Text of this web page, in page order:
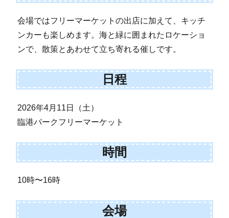
会場ではフリーマーケットの出店に加えて、キッチ
ンカーも楽しめます。海と緑に囲まれたロケーショ
ンで、散策とあわせて立ち寄れる催しです。
日程
2026年4月11日（土）
臨港パークフリーマーケット
時間
10時〜16時
会場